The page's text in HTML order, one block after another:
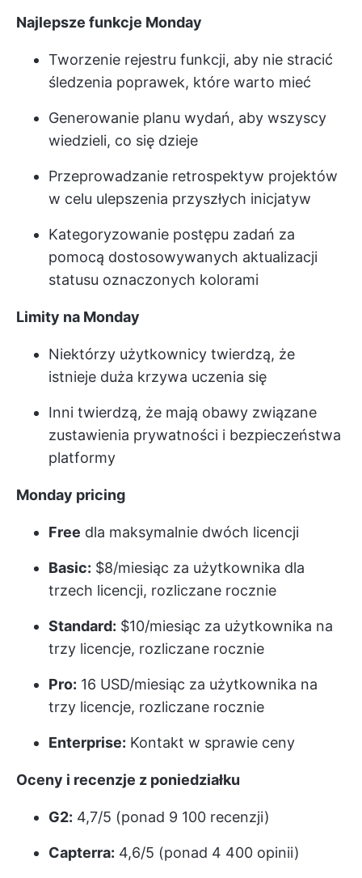
Najlepsze funkcje Monday
Tworzenie rejestru funkcji, aby nie stracić
śledzenia poprawek, które warto mieć
Generowanie planu wydań, aby wszyscy
wiedzieli, co się dzieje
Przeprowadzanie retrospektyw projektów
w celu ulepszenia przyszłych inicjatyw
Kategoryzowanie postępu zadań za
pomocą dostosowywanych aktualizacji
statusu oznaczonych kolorami
Limity na Monday
Niektórzy użytkownicy twierdzą, że
istnieje duża krzywa uczenia się
Inni twierdzą, że mają obawy związane
zustawienia prywatności i bezpieczeństwa
platformy
Monday pricing
Free dla maksymalnie dwóch licencji
Basic: $8/miesiąc za użytkownika dla
trzech licencji, rozliczane rocznie
Standard: $10/miesiąc za użytkownika na
trzy licencje, rozliczane rocznie
Pro: 16 USD/miesiąc za użytkownika na
trzy licencje, rozliczane rocznie
Enterprise: Kontakt w sprawie ceny
Oceny i recenzje z poniedziałku
G2: 4,7/5 (ponad 9 100 recenzji)
Capterra: 4,6/5 (ponad 4 400 opinii)